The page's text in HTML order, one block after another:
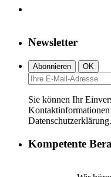
Newsletter
Sie können Ihr
Datenschutzerklärung.
Kompetente